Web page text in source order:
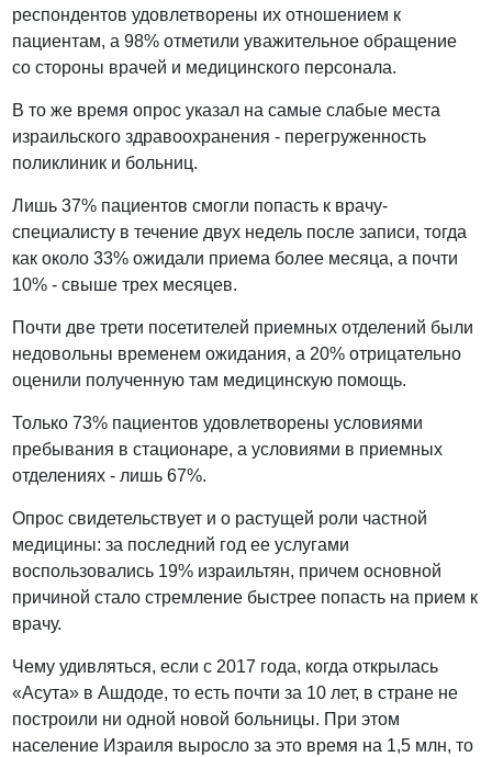
респондентов удовлетворены их отношением к
пациентам, а 98% отметили уважительное обращение
со стороны врачей и медицинского персонала.
В то же время опрос указал на самые слабые места
израильского здравоохранения - перегруженность
поликлиник и больниц.
Лишь 37% пациентов смогли попасть к врачу-
специалисту в течение двух недель после записи, тогда
как около 33% ожидали приема более месяца, а почти
10% - свыше трех месяцев.
Почти две трети посетителей приемных отделений были
недовольны временем ожидания, а 20% отрицательно
оценили полученную там медицинскую помощь.
Только 73% пациентов удовлетворены условиями
пребывания в стационаре, а условиями в приемных
отделениях - лишь 67%.
Опрос свидетельствует и о растущей роли частной
медицины: за последний год ее услугами
воспользовались 19% израильтян, причем основной
причиной стало стремление быстрее попасть на прием к
врачу.
Чему удивляться, если с 2017 года, когда открылась
«Асута» в Ашдоде, то есть почти за 10 лет, в стране не
построили ни одной новой больницы. При этом
население Израиля выросло за это время на 1,5 млн, то